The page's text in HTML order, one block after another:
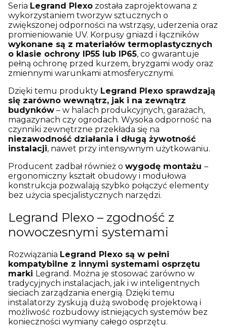
Seria Legrand Plexo została zaprojektowana z
wykorzystaniem tworzyw sztucznych o
zwiększonej odporności na wstrząsy, uderzenia oraz
promieniowanie UV. Korpusy gniazd i łączników
wykonane są z materiałów termoplastycznych
o klasie ochrony IP55 lub IP65, co gwarantuje
pełną ochronę przed kurzem, bryzgami wody oraz
zmiennymi warunkami atmosferycznymi.
Dzięki temu produkty Legrand Plexo sprawdzają
się zarówno wewnątrz, jak i na zewnątrz
budynków – w halach produkcyjnych, garażach,
magazynach czy ogrodach. Wysoka odporność na
czynniki zewnętrzne przekłada się na
niezawodność działania i długą żywotność
instalacji, nawet przy intensywnym użytkowaniu.
Producent zadbał również o wygodę montażu –
ergonomiczny kształt obudowy i modułowa
konstrukcja pozwalają szybko połączyć elementy
bez użycia specjalistycznych narzędzi.
Legrand Plexo – zgodność z
nowoczesnymi systemami
Rozwiązania Legrand Plexo są w pełni
kompatybilne z innymi systemami osprzętu
marki Legrand. Można je stosować zarówno w
tradycyjnych instalacjach, jak i w inteligentnych
sieciach zarządzania energią. Dzięki temu
instalatorzy zyskują dużą swobodę projektową i
możliwość rozbudowy istniejących systemów bez
konieczności wymiany całego osprzętu.